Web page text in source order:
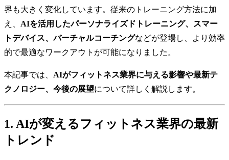
界も大きく変化しています。従来のトレーニング方法に加
え、 AIを活用したパーソナライズドトレーニング、スマー
トデバイス、バーチャルコーチングなどが登場し、より効率
的で最適なワークアウトが可能になりました。
本記事では、 AIがフィットネス業界に与える影響や最新テ
クノロジー、今後の展望について詳しく解説します。
1. AIが変えるフィットネス業界の最新
トレンド